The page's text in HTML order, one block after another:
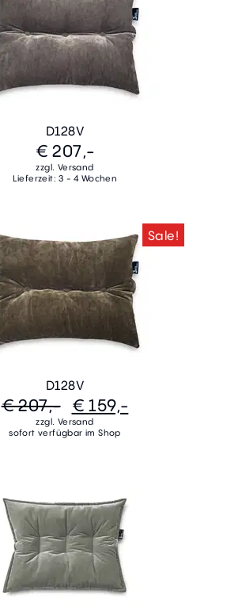
D128V
€ 207,-
zzgl. Versand
Lieferzeit: 3 - 4 Wochen
Sale!
D128V
€ 207,- € 159,-
zzgl. Versand
sofort verfügbar im Shop